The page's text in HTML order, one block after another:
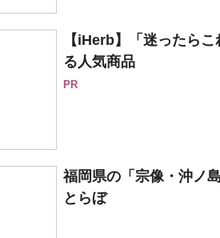
【iHerb】「迷ったら
る人気商品
PR
福岡県の「宗像・沖ノ
とらぼ